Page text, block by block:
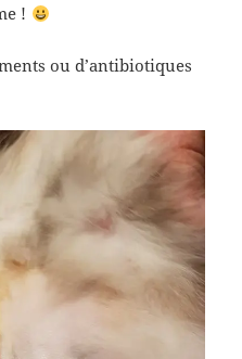
!
ou d’antibiotiques